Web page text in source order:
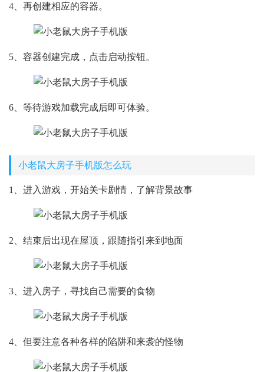
4、再创建相应的容器。
5、容器创建完成，点击启动按钮。
6、等待游戏加载完成后即可体验。
小老鼠大房子手机版怎么玩
1、进入游戏，开始关卡剧情，了解背景故事
2、结束后出现在屋顶，跟随指引来到地面
3、进入房子，寻找自己需要的食物
4、但要注意各种各样的陷阱和来袭的怪物